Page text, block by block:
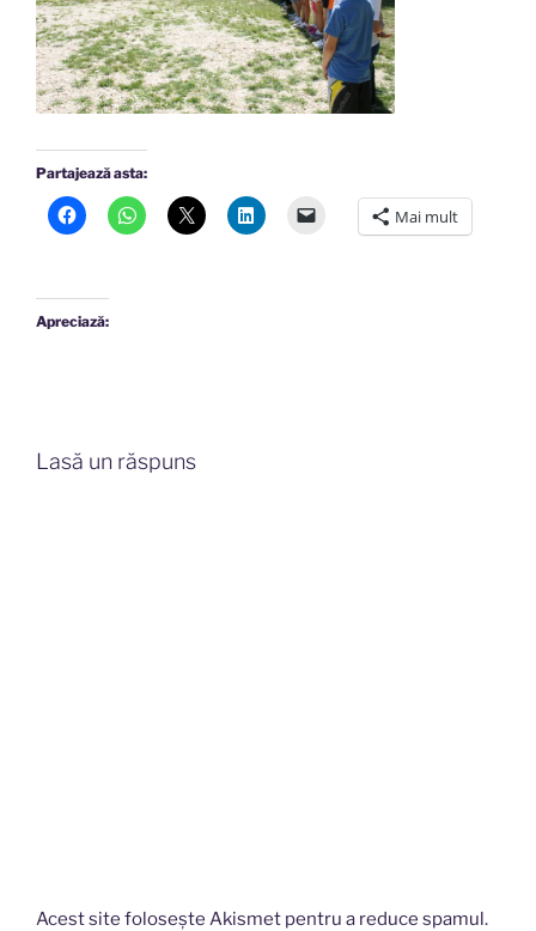
Partajează asta:
Mai mult
Apreciază:
Lasă un răspuns
Acest site folosește Akismet pentru a reduce spamul.